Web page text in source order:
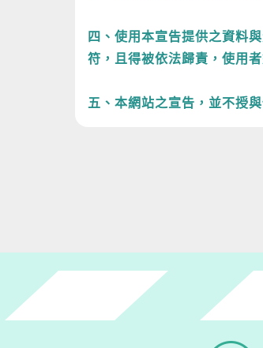
四、使用本宣告提供之資料
符，且得被依法歸責，使用
五、本網站之宣告，並不授